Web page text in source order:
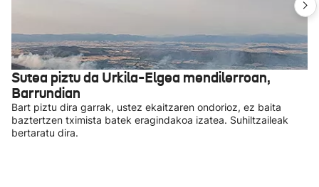
Sutea piztu da Urkila-Elgea mendilerroan,
Barrundian
Bart piztu dira garrak, ustez ekaitzaren ondorioz, ez baita
baztertzen tximista batek eragindakoa izatea. Suhiltzaileak
bertaratu dira.